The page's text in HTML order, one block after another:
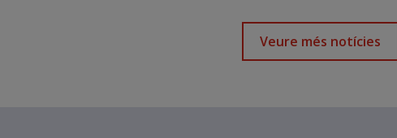
Veure més notícies